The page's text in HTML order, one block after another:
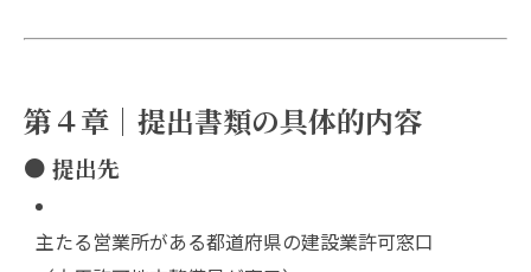
第４章｜提出書類の具体的内容
● 提出先
主たる営業所がある都道府県の建設業許可窓口